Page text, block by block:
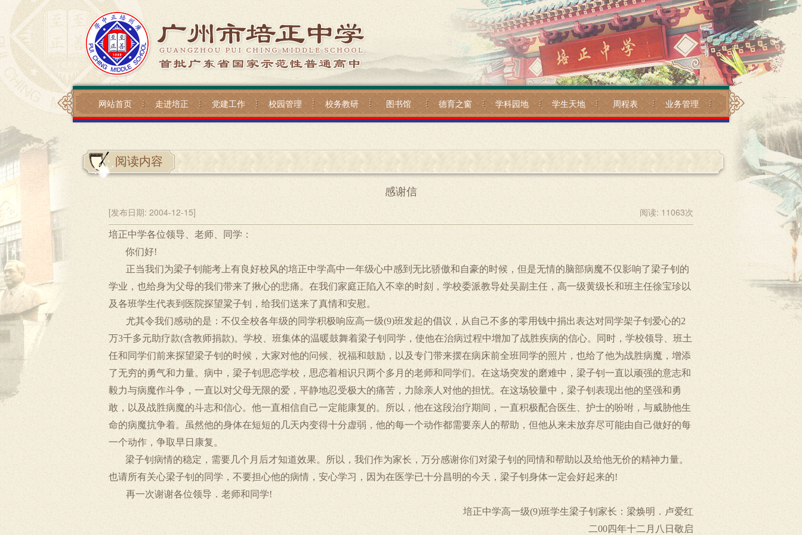
网站首页 走进培正 党建工作 校园管理 校务教研 图书馆 德育之窗 学科园地 学生天地 周程表 业务管理
阅读内容
感谢信
[发布日期: 2004-12-15] 阅读: 11063次
培正中学各位领导、老师、同学：
你们好!
正当我们为梁子钊能考上有良好校风的培正中学高中一年级心中感到无比骄傲和自豪的时候，但是无情的脑部病魔不仅影响了梁子钊的
学业，也给身为父母的我们带来了揪心的悲痛。在我们家庭正陷入不幸的时刻，学校委派教导处吴副主任，高一级黄级长和班主任徐宝珍以
及各班学生代表到医院探望粱子钊，给我们送来了真情和安慰。
尤其令我们感动的是：不仅全校各年级的同学积极响应高一级(9)班发起的倡议，从自己不多的零用钱中捐出表达对同学架子钊爱心的2
万3千多元助疗款(含教师捐款)。学校、班集体的温暖鼓舞着梁子钊同学，使他在治病过程中增加了战胜疾病的信心。同时，学校领导、班土
任和同学们前来探望梁子钊的时候，大家对他的问候、祝福和鼓励，以及专门带来摆在病床前全班同学的照片，也给了他为战胜病魔，增添
了无穷的勇气和力量。病中，梁子钊思恋学校，思恋着相识只两个多月的老师和同学们。在这场突发的磨难中，梁子钊一直以顽强的意志和
毅力与病魔作斗争，一直以对父母无限的爱，平静地忍受极大的痛苦，力除亲人对他的担忧。在这场较量中，梁子钊表现出他的坚强和勇
敢，以及战胜病魔的斗志和信心。他一直相信自己一定能康复的。所以，他在这段治疗期间，一直积极配合医生、护士的吩咐，与威胁他生
命的病魔抗争着。虽然他的身体在短短的几天内变得十分虚弱，他的每一个动作都需要亲人的帮助，但他从来未放弃尽可能由自己做好的每
一个动作，争取早日康复。
梁子钊病情的稳定，需要几个月后才知道效果。所以，我们作为家长，万分感谢你们对梁子钊的同情和帮助以及给他无价的精神力量。
也请所有关心梁子钊的同学，不要担心他的病情，安心学习，因为在医学已十分昌明的今天，梁子钊身体一定会好起来的!
再一次谢谢各位领导．老师和同学!
培正中学高一级(9)班学生梁子钊家长：梁焕明．卢爱红
二00四年十二月八日敬启